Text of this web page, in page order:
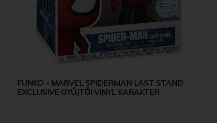
FUNKO - MARVEL SPIDERMAN LAST STAND
EXCLUSIVE GYŰJTŐI VINYL KARAKTER